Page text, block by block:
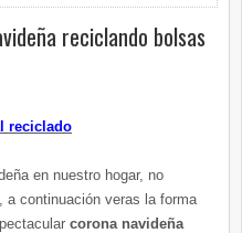
reciclando bolsas
reciclado
en nuestro hogar, no
a continuación veras la forma
corona navideña